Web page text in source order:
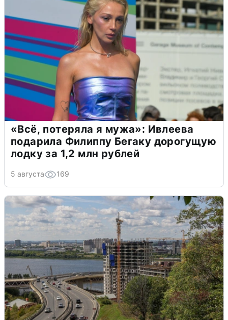
«Всё, потеряла я мужа»: Ивлеева
подарила Филиппу Бегаку дорогущую
лодку за 1,2 млн рублей
5 августа 169